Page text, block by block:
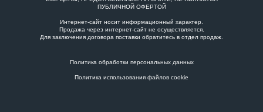
ПУБЛИЧНОЙ ОФЕРТОЙ
Интернет-сайт носит информационный характер.
Продажа через интернет-сайт не осуществляется.
Для заключения договора поставки обратитесь в отдел продаж
Политика обработки персональных данных
Политика использования файлов cookie